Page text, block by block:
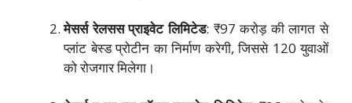
मेसर्स रेलसस प्राइवेट लिमिटेड: ₹97 करोड़ की लागत से
प्लांट बेस्ड प्रोटीन का निर्माण करेगी, जिससे 120 युवाओं
को रोजगार मिलेगा।